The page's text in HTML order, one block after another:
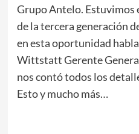
Grupo Antelo. Estuvimos
de la tercera generación
en esta oportunidad
Wittstatt Gerente
nos contó todos los
Esto y mucho más…